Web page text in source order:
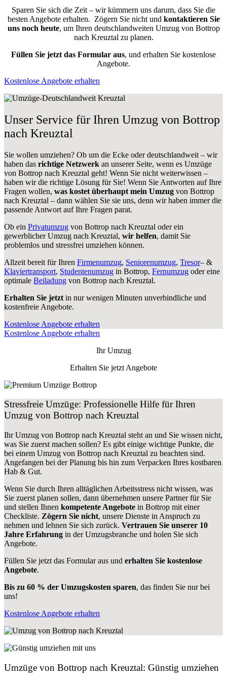
Sparen Sie sich die Zeit – wir kümmern uns darum, dass Sie die
besten Angebote erhalten. Zögern Sie nicht und kontaktieren Sie
uns noch heute, um Ihren deutschlandweiten Umzug von Bottrop
nach Kreuztal zu planen.
Füllen Sie jetzt das Formular aus, und erhalten Sie kostenlose
Angebote.
Kostenlose Angebote erhalten
Unser Service für Ihren Umzug von Bottrop
nach Kreuztal
Sie wollen umziehen? Ob um die Ecke oder deutschlandweit – wir
haben das richtige Netzwerk an unserer Seite, wenn es Umzüge
von Bottrop nach Kreuztal geht! Wenn Sie nicht weiterwissen –
haben wir die richtige Lösung für Sie! Wenn Sie Antworten auf Ihre
Fragen wollen, was kostet überhaupt mein Umzug von Bottrop
nach Kreuztal – dann wählen Sie sie uns, denn wir haben immer die
passende Antwort auf Ihre Fragen parat.
Ob ein Privatumzug von Bottrop nach Kreuztal oder ein
gewerblicher Umzug nach Kreuztal, wir helfen, damit Sie
problemlos und stressfrei umziehen können.
Allzeit bereit für Ihren Firmenumzug, Seniorenumzug, Tresor– &
Klaviertransport, Studentenumzug in Bottrop, Fernumzug oder eine
optimale Beiladung von Bottrop nach Kreuztal.
Erhalten Sie jetzt in nur wenigen Minuten unverbindliche und
kostenfreie Angebote.
Kostenlose Angebote erhalten
Kostenlose Angebote erhalten
Ihr Umzug
Erhalten Sie jetzt Angebote
Stressfreie Umzüge: Professionelle Hilfe für Ihren
Umzug von Bottrop nach Kreuztal
Ihr Umzug von Bottrop nach Kreuztal steht an und Sie wissen nicht,
was Sie zuerst machen sollen? Es gibt einige wichtige Punkte, die
bei einem Umzug von Bottrop nach Kreuztal zu beachten sind.
Angefangen bei der Planung bis hin zum Verpacken Ihres kostbaren
Hab & Gut.
Wenn Sie durch Ihren alltäglichen Arbeitsstress nicht wissen, was
Sie zuerst planen sollen, dann übernehmen unsere Partner für Sie
und stellen Ihnen kompetente Angebote in Bottrop mit einer
Checkliste. Zögern Sie nicht, unsere Dienste in Anspruch zu
nehmen und lehnen Sie sich zurück. Vertrauen Sie unserer 10
Jahre Erfahrung in der Umzugsbranche und holen Sie sich
Angebote.
Füllen Sie jetzt das Formular aus und erhalten Sie kostenlose
Angebote.
Bis zu 60 % der Umzugskosten sparen, das finden Sie nur bei
uns!
Kostenlose Angebote erhalten
Umzüge von Bottrop nach Kreuztal: Günstig umziehen